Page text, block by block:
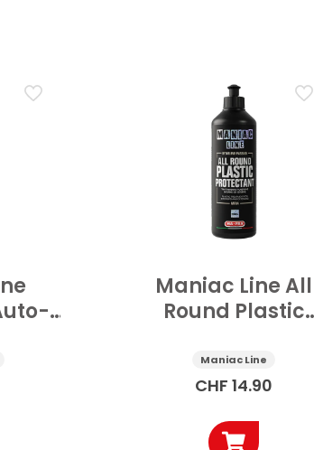
Maniac Line All
Round Plastic
UV Auto 500 ml
Maniac Line
CHF 14.90